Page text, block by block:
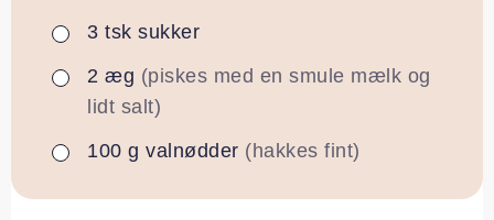
▢
3 tsk sukker
▢
2 æg (piskes med en smule mælk og
lidt salt)
▢
100 g valnødder (hakkes fint)